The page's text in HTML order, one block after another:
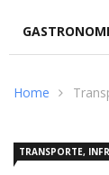
Home
TRANSPORTE,